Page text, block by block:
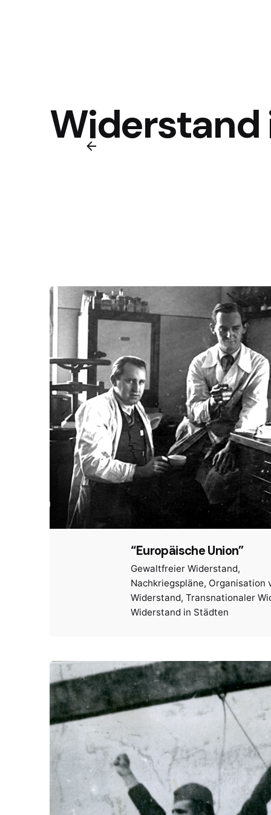
Widerstand
“Europäische Union”
Gewaltfreier Widerstand
Nachkriegspläne Organisation
Widerstand Transnationaler
Widerstand in Städten